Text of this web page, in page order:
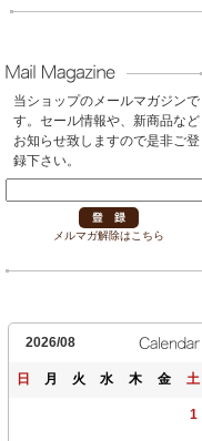
当ショップのメールマガジンで
す。セール情報や、新商品など
お知らせ致しますので是非ご登
録下さい。
メルマガ解除はこちら
2026/08
日 月 火 水 木 金 土
1